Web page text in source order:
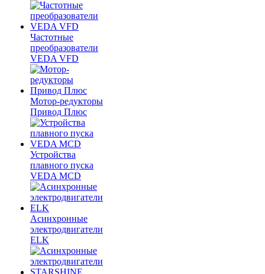
Частотные
преобразователи
VEDA VFD
Мотор-редукторы
Привод Плюс
Устройства
плавного пуска
VEDA MCD
Асинхронные
электродвигатели
ELK